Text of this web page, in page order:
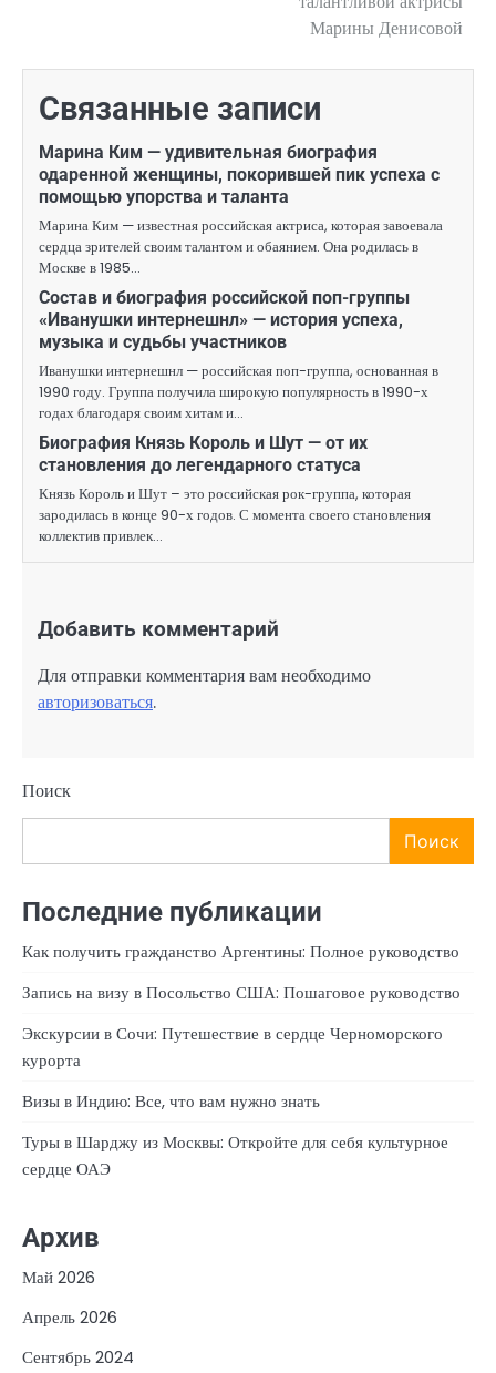
Марины Денисовой
Связанные записи
Марина Ким — удивительная биография
одаренной женщины, покорившей пик успеха с
помощью упорства и таланта
Марина Ким — известная российская актриса, которая завоевала
сердца зрителей своим талантом и обаянием. Она родилась в
Москве в 1985…
Состав и биография российской поп-группы
«Иванушки интернешнл» — история успеха,
музыка и судьбы участников
Иванушки интернешнл — российская поп-группа, основанная в
1990 году. Группа получила широкую популярность в 1990-х
годах благодаря своим хитам и…
Биография Князь Король и Шут — от их
становления до легендарного статуса
Князь Король и Шут – это российская рок-группа, которая
зародилась в конце 90-х годов. С момента своего становления
коллектив привлек…
Добавить комментарий
Для отправки комментария вам необходимо
авторизоваться.
Поиск
Поиск
Последние публикации
Как получить гражданство Аргентины: Полное руководство
Запись на визу в Посольство США: Пошаговое руководство
Экскурсии в Сочи: Путешествие в сердце Черноморского
курорта
Визы в Индию: Все, что вам нужно знать
Туры в Шарджу из Москвы: Откройте для себя культурное
сердце ОАЭ
Архив
Май 2026
Апрель 2026
Сентябрь 2024